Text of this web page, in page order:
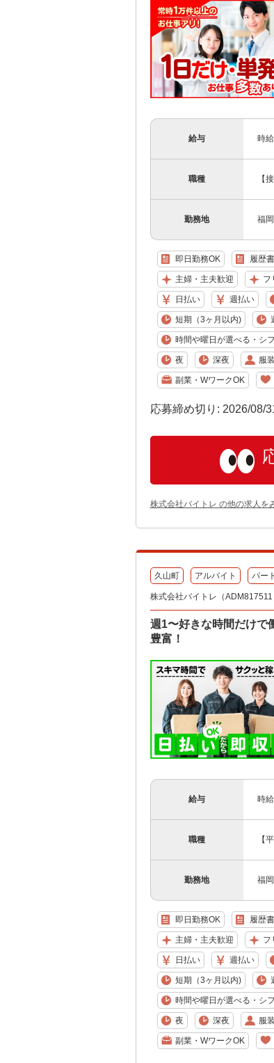
給与 時
職種 【
勤務地 福
即日勤務OK 履歴
主婦・主夫歓迎 フ
日払い 週払い
短期（3ヶ月以内)
時間や曜日が選べる・シ
夜 深夜 服
副業・WワークOK
応募締め切り: 2026/08/
株式会社バイトレ の他の求人を
久山町 アルバイト パート
株式会社バイトレ（ADM817511
週1〜好きな時間だけで
豊富！
給与 時
職種 【
勤務地 福
即日勤務OK 履歴
主婦・主夫歓迎 フ
日払い 週払い
短期（3ヶ月以内)
時間や曜日が選べる・シ
夜 深夜 服
副業・WワークOK